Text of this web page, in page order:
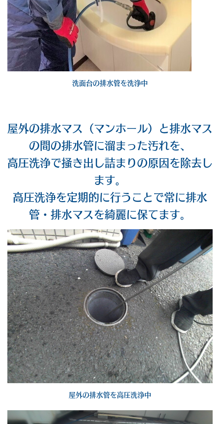
洗面台の排水管を洗浄中
屋外の排水マス（マンホール）と排水マス
の間の排水管に溜まった汚れを、
高圧洗浄で掻き出し詰まりの原因を除去し
ます。
高圧洗浄を定期的に行うことで常に排水
管・排水マスを綺麗に保てます。
屋外の排水管を高圧洗浄中